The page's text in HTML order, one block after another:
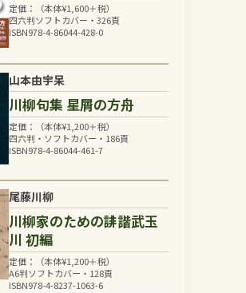
定価：（本体¥1,600＋税）
四六判ソフトカバー・326頁
ISBN978-4-86044-428-0
山本由宇呆
川柳句集 星屑の方舟
定価：（本体¥1,200＋税）
四六判・ソフトカバー・186頁
ISBN978-4-86044-461-7
尾藤川柳
川柳家のための誹諧武玉
川 初編
定価：（本体¥1,200＋税）
A6判ソフトカバー・128頁
ISBN978-4-8237-1063-6